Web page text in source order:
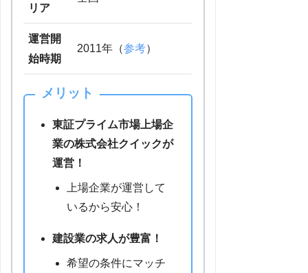
リア
運営開
始時期
2011年（参考）
メリット
東証プライム市場上場企
業の株式会社クイックが
運営！
上場企業が運営して
いるから安心！
建設業の求人が豊富！
希望の条件にマッチ